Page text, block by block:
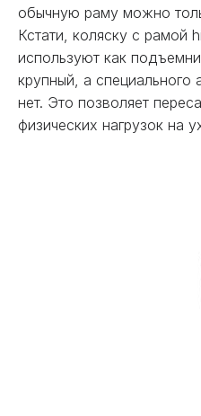
обычную раму можно
Кстати, коляску с рамой
используют как
крупный, а специального
нет. Это позволяет
физических нагрузок на